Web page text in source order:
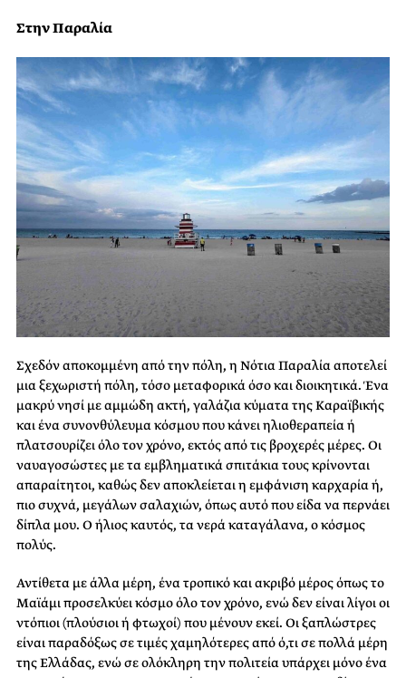
Στην Παραλία
Σχεδόν αποκομμένη από την πόλη, η Νότια Παραλία αποτελεί
μια ξεχωριστή πόλη, τόσο μεταφορικά όσο και διοικητικά. Ένα
μακρύ νησί με αμμώδη ακτή, γαλάζια κύματα της Καραϊβικής
και ένα συνονθύλευμα κόσμου που κάνει ηλιοθεραπεία ή
πλατσουρίζει όλο τον χρόνο, εκτός από τις βροχερές μέρες. Οι
ναυαγοσώστες με τα εμβληματικά σπιτάκια τους κρίνονται
απαραίτητοι, καθώς δεν αποκλείεται η εμφάνιση καρχαρία ή,
πιο συχνά, μεγάλων σαλαχιών, όπως αυτό που είδα να περνάει
δίπλα μου. Ο ήλιος καυτός, τα νερά καταγάλανα, ο κόσμος
πολύς.
Αντίθετα με άλλα μέρη, ένα τροπικό και ακριβό μέρος όπως το
Μαϊάμι προσελκύει κόσμο όλο τον χρόνο, ενώ δεν είναι λίγοι οι
ντόπιοι (πλούσιοι ή φτωχοί) που μένουν εκεί. Οι ξαπλώστρες
είναι παραδόξως σε τιμές χαμηλότερες από ό,τι σε πολλά μέρη
της Ελλάδας, ενώ σε ολόκληρη την πολιτεία υπάρχει μόνο ένα